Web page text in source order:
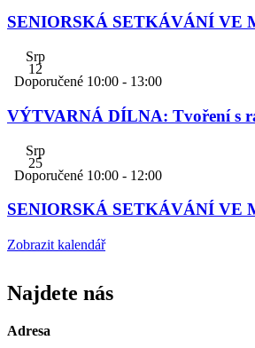
SENIORSKÁ SETKÁVÁNÍ VE
Srp
12
Doporučené 10:00 - 13:00
VÝTVARNÁ DÍLNA: Tvoření s
Srp
25
Doporučené 10:00 - 12:00
SENIORSKÁ SETKÁVÁNÍ VE
Zobrazit kalendář
Najdete nás
Adresa